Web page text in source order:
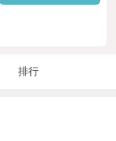
排行